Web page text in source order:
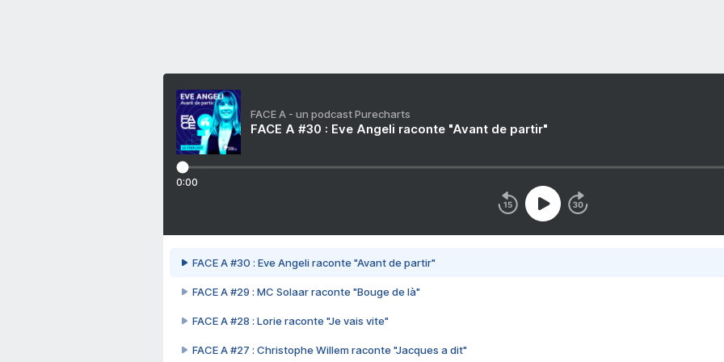
FACE A - un podcast Purecharts
FACE A #30 : Eve Angeli raconte "Avant de partir"
0:00
FACE A #30 : Eve Angeli raconte "Avant de partir"
FACE A #29 : MC Solaar raconte "Bouge de là"
FACE A #28 : Lorie raconte "Je vais vite"
FACE A #27 : Christophe Willem raconte "Jacques a dit"